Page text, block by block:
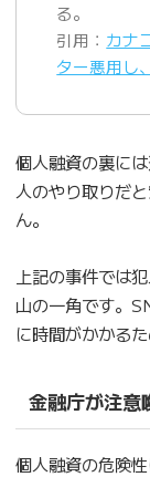
る。
引用： カナ
ター悪用し
個人融資の裏に
人のやり取りだ
ん。
上記の事件では
山の一角です。
に時間がかかる
金融庁が注意
個人融資の危険